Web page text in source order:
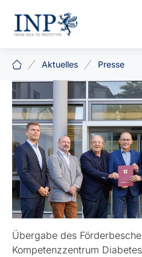
Aktuelles Presse
Übergabe des
Kompetenzzentrum